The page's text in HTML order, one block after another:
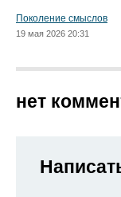
Поколение смыслов
19 мая 2026 20:31
нет